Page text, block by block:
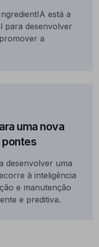
está a
para desenvolver
a
uma nova
pontes
desenvolver uma
à inteligência
e manutenção
e preditiva.